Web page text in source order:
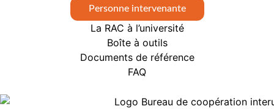
Personne intervenante
La RAC à l’université
Boîte à outils
Documents de référence
FAQ